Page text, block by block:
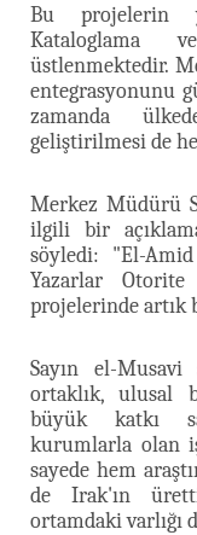
Bu projelerin
Kataloglama
üstlenmektedir.
entegrasyonunu
zamanda
geliştirilmesi de
Merkez Müdürü
ilgili bir
söyledi: "El-
Yazarlar
projelerinde artık
Sayın el-
ortaklık, ulusal
büyük katkı
kurumlarla olan
sayede hem
de Irak'ın
ortamdaki varlığı